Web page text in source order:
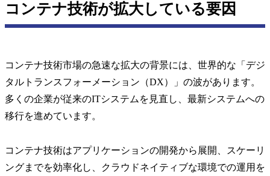
コンテナ技術が拡大している要因
コンテナ技術市場の急速な拡大の背景には、世界的な「デジ
タルトランスフォーメーション（DX）」の波があります。
多くの企業が従来のITシステムを見直し、最新システムへの
移行を進めています。
コンテナ技術はアプリケーションの開発から展開、スケーリ
ングまでを効率化し、クラウドネイティブな環境での運用を